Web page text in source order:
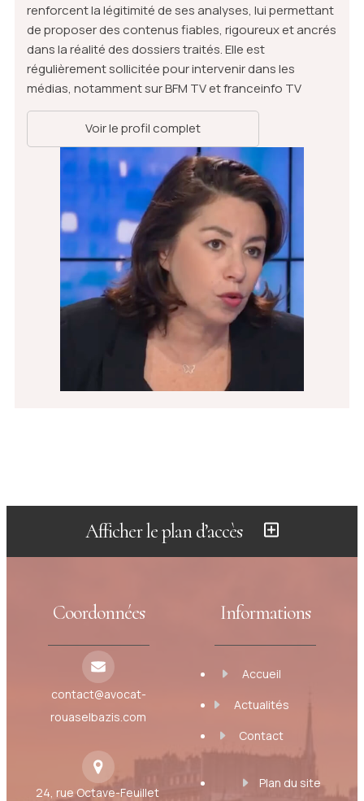
renforcent la légitimité de ses analyses, lui permettant
de proposer des contenus fiables, rigoureux et ancrés
dans la réalité des dossiers traités. Elle est
régulièrement sollicitée pour intervenir dans les
médias, notamment sur BFM TV et franceinfo TV
Voir le profil complet
Afficher le plan d’accès
Coordonnées
contact@avocat-
rouaselbazis.com
24, rue Octave-Feuillet
Informations
Accueil
Actualités
Contact
Plan du site